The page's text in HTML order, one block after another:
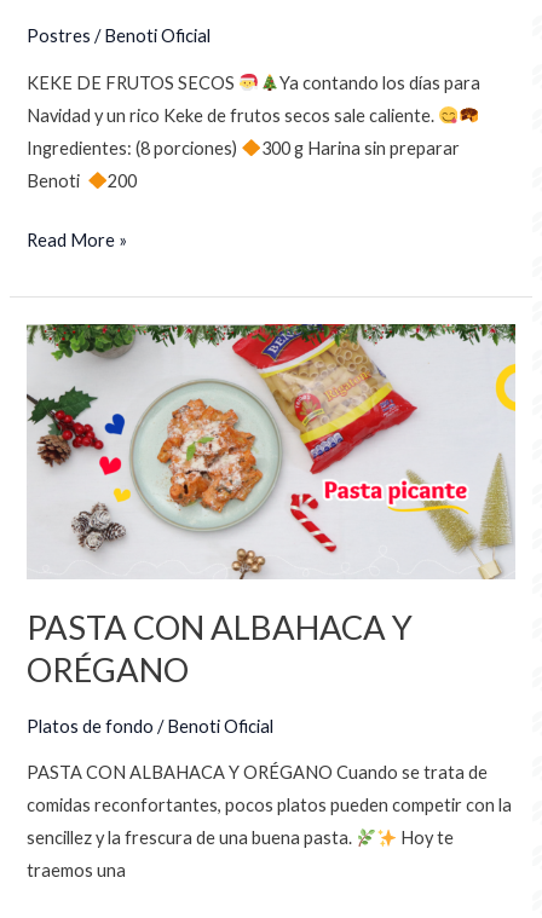
Postres /Benoti Oficial
KEKE DE FRUTOS SECOS
Ya contando los días para
Navidad y un rico Keke de frutos secos sale caliente.
Ingredientes: (8 porciones)
300 g Harina sin preparar
Benoti
200
Read More »
PASTA CON ALBAHACA Y
ORÉGANO
Platos de fondo /Benoti Oficial
PASTA CON ALBAHACA Y ORÉGANO Cuando se trata de
comidas reconfortantes, pocos platos pueden competir con la
sencillez y la frescura de una buena pasta.
Hoy te
traemos una
PASTA
ALBAHACA
Y
ORÉGANO